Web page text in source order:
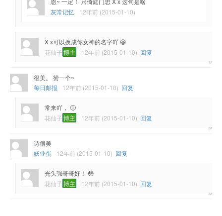
灰常记忆
12年前 (2015-01-10)
X x可以换成你女神的名字吖 😆
花仙子博主 12年前 (2015-01-10) 回复
很美。 赞一个~
每日邮报
12年前 (2015-01-10) 回复
常来吖， 🙂
花仙子博主 12年前 (2015-01-10) 回复
诗很美
妖业蛋
12年前 (2015-01-10) 回复
光头强哥哥好！ 😳
花仙子博主 12年前 (2015-01-10) 回复